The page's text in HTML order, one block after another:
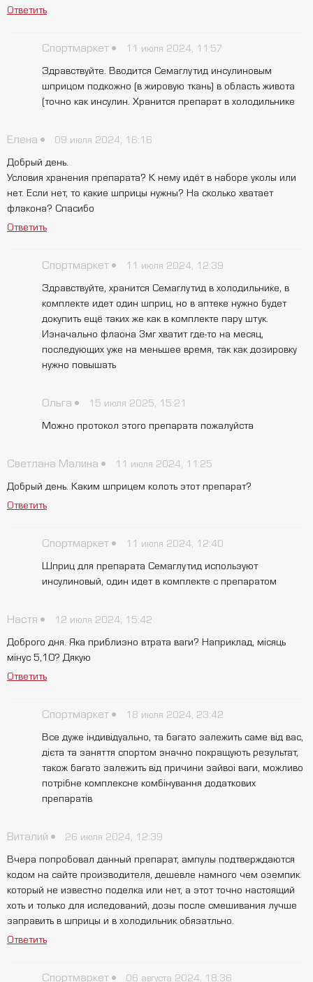
Ответить
Спортмаркет 11 июля 2024, 11:57
Здравствуйте. Вводится Семаглутид инсулиновым
шприцом подкожно (в жировую ткань) в область живота
(точно как инсулин. Хранится препарат в холодильнике
Елена 09 июля 2024, 16:16
Добрый день.
Условия хранения препарата? К нему идёт в наборе уколы или
нет. Если нет, то какие шприцы нужны? На сколько хватает
флакона? Спасибо
Ответить
Спортмаркет 11 июля 2024, 12:39
Здравствуйте, хранится Семаглутид в холодильнике, в
комплекте идет один шприц, но в аптеке нужно будет
докупить ещё таких же как в комплекте пару штук.
Изначально флаона 3мг хватит где-то на месяц,
последующих уже на меньшее время, так как дозировку
нужно повышать
Ольга 15 июля 2025, 15:21
Можно протокол этого препарата пожалуйста
Светлана Малина 11 июля 2024, 11:25
Добрый день. Каким шприцем колоть этот препарат?
Ответить
Спортмаркет 11 июля 2024, 12:40
Шприц для препарата Семаглутид используют
инсулиновый, один идет в комплекте с препаратом
Настя 12 июля 2024, 15:42
Доброго дня. Яка приблизно втрата ваги? Наприклад, місяць
мінус 5,10? Дякую
Ответить
Спортмаркет 18 июля 2024, 23:42
Все дуже індивідуально, та багато залежить саме від вас,
дієта та заняття спортом значно покращують результат,
також багато залежить від причини зайвоі ваги, можливо
потрібне комплексне комбінування додаткових
препаратів
Виталий 26 июля 2024, 12:39
Вчера попробовал данный препарат, ампулы подтверждаются
кодом на сайте производителя, дешевле намного чем оземпик
который не известно поделка или нет, а этот точно настоящий
хоть и только для иследований, дозы после смешивания лучше
заправить в шприцы и в холодильник обязатльно.
Ответить
Спортмаркет 06 августа 2024, 18:36